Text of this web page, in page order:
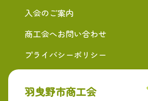
入会のご案内
商工会へお問い合わせ
プライバシーポリシー
羽曳野市商工会